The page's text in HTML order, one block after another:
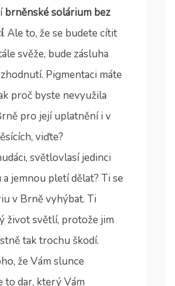
brněnské solárium bez
. Ale to, že se budete cítit
svěže, bude zásluha
Pigmentaci máte
proč byste nevyužila
pro její uplatnění i v
viďte?
světlovlasí jedinci
jemnou pletí dělat? Ti se
v Brně vyhýbat. Ti
život světlí, protože jim
tak trochu škodí.
že Vám slunce
to dar, který Vám